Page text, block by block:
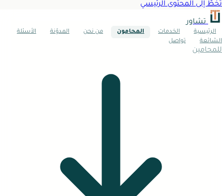
تخطَّ إلى المحتوى الرئيسي
تشاور
الرئيسية الخدمات المحامون من نحن المدوّنة
الأسئلة
الشائعة
تواصل
للمحامين